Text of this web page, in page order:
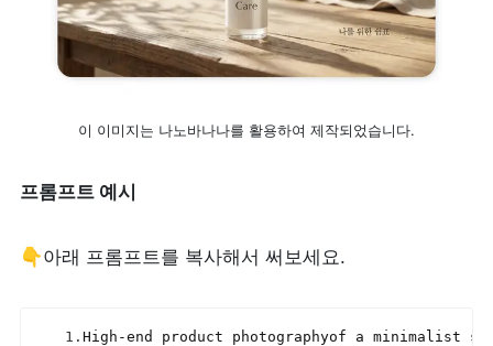
이 이미지는 나노바나나를 활용하여 제작되었습니다.
프롬프트 예시
👇아래 프롬프트를 복사해서 써보세요.
1. High -end product photographyof a minimalist